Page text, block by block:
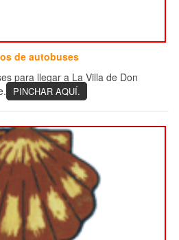
de autobuses
para llegar a La Villa de Don
PINCHAR AQUÍ.